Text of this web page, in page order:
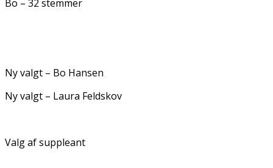
Bo – 32 stemmer
Ny valgt – Bo Hansen
Ny valgt – Laura Feldskov
Valg af suppleant